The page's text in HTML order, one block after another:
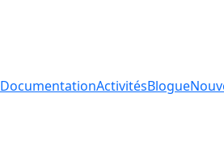
DocumentationActivitésBlogue